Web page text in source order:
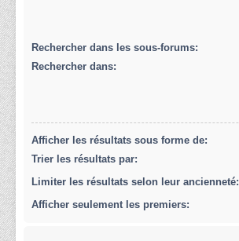
Rechercher dans les sous-forums:
Rechercher dans:
Afficher les résultats sous forme de:
Trier les résultats par:
Limiter les résultats selon leur ancienneté:
Afficher seulement les premiers: